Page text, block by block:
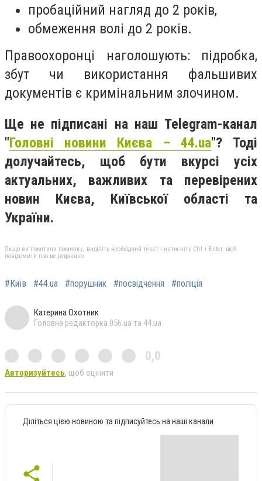
пробаційний нагляд до 2 років,
обмеження волі до 2 років.
Правоохоронці наголошують: підробка,
збут чи використання фальшивих
документів є кримінальним злочином.
Ще не підписані на наш Telegram-канал
"Головні новини Києва – 44.ua"? Тоді
долучайтесь, щоб бути вкурсі усіх
актуальних, важливих та перевірених
новин Києва, Київської області та
України.
Якщо ви помітили помилку, виділіть необхідний текст і натисніть Ctrl + Enter, щоб
повідомити про це редакцію
#Київ #44.ua #порушник #посвідчення #поліція
Катерина Охотник
Головна редакторка 056.ua та 44.ua
0,0
Авторизуйтесь, щоб оцінити
Діліться цією новиною та підписуйтесь на наші канали